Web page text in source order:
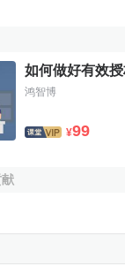
如何做好有效授
鸿智博
¥99